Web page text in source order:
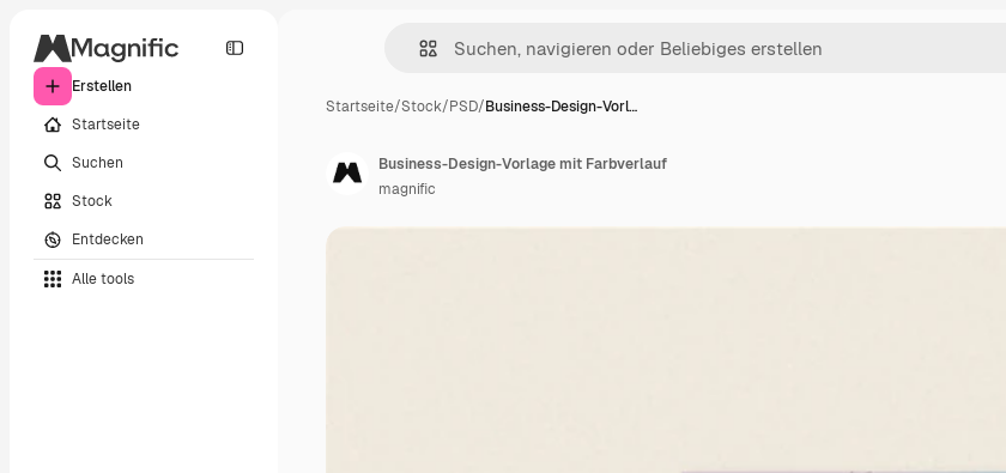
Erstellen
Startseite
Suchen
Stock
Entdecken
Alle tools
Startseite/Stock/PSD/Business-Design-Vorl…
Business-Design-Vorlage mit Farbverlauf
magnific